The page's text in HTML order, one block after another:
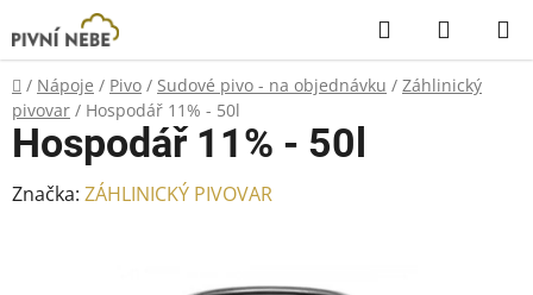
na
obsah
Hledat
KOŠÍK
Domů
/ Nápoje / Pivo / Sudové pivo - na objednávku / Záhlinický
pivovar / Hospodář 11% - 50l
Hospodář 11% - 50l
Značka: ZÁHLINICKÝ PIVOVAR